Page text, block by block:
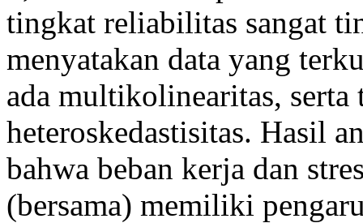
tingkat reliabilitas sangat
menyatakan data yang
ada multikolinearitas,
heteroskedastisitas. Hasil
bahwa beban kerja dan
(bersama) memiliki